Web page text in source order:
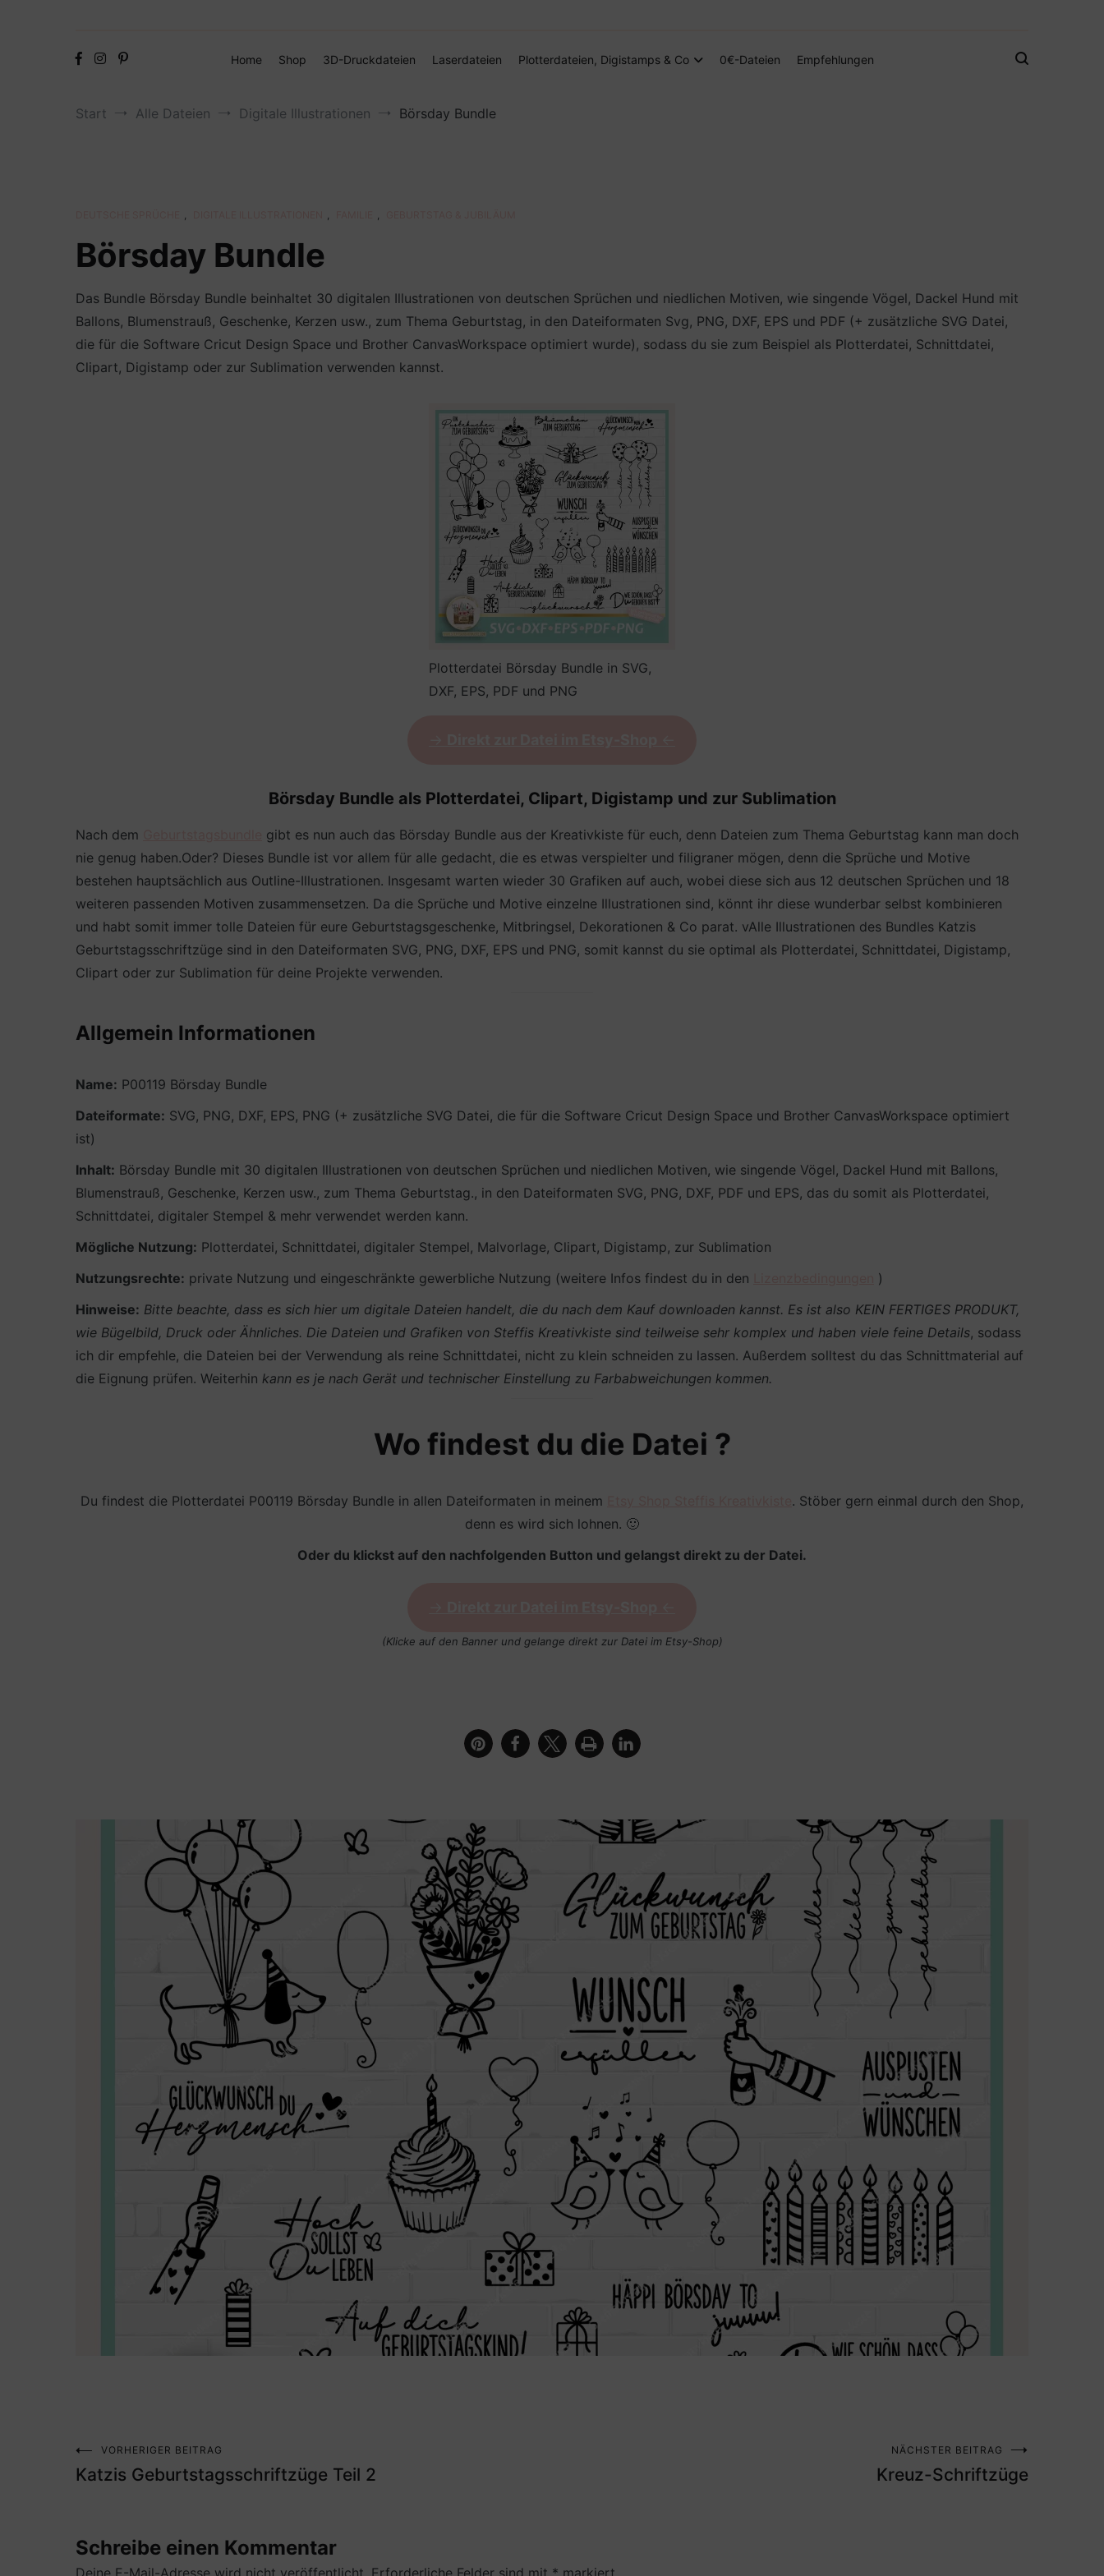
Home
Shop 3D-Druckdateien Laserdateien Plotterdateien, Digistamps & Co 0€-Dateien Empfehlungen
Start Alle Dateien Digitale Illustrationen Börsday Bundle
, , ,
Börsday Bundle
Das Bundle Börsday Bundle beinhaltet 30 digitalen Illustrationen von deutschen Sprüchen und niedlichen Motiven, wie singende Vögel, Dackel Hund mit
Ballons, Blumenstrauß, Geschenke, Kerzen usw., zum Thema Geburtstag, in den Dateiformaten Svg, PNG, DXF, EPS und PDF (+ zusätzliche SVG Datei,
die für die Software Cricut Design Space und Brother CanvasWorkspace optimiert wurde), sodass du sie zum Beispiel als Plotterdatei, Schnittdatei,
Clipart, Digistamp oder zur Sublimation verwenden kannst.
Plotterdatei Börsday Bundle in SVG,
DXF, EPS, PDF und PNG
Börsday Bundle als Plotterdatei, Clipart, Digistamp und zur Sublimation
Nach dem
gibt es nun auch das Börsday Bundle aus der Kreativkiste für euch, denn Dateien zum Thema Geburtstag kann man doch
nie genug haben.Oder? Dieses Bundle ist vor allem für alle gedacht, die es etwas verspielter und filigraner mögen, denn die Sprüche und Motive
bestehen hauptsächlich aus Outline-Illustrationen. Insgesamt warten wieder 30 Grafiken auf auch, wobei diese sich aus 12 deutschen Sprüchen und 18
weiteren passenden Motiven zusammensetzen. Da die Sprüche und Motive einzelne Illustrationen sind, könnt ihr diese wunderbar selbst kombinieren
und habt somit immer tolle Dateien für eure Geburtstagsgeschenke, Mitbringsel, Dekorationen & Co parat. vAlle Illustrationen des Bundles Katzis
Geburtstagsschriftzüge sind in den Dateiformaten SVG, PNG, DXF, EPS und PNG, somit kannst du sie optimal als Plotterdatei, Schnittdatei, Digistamp,
Clipart oder zur Sublimation für deine Projekte verwenden.
Allgemein Informationen
Name: P00119 Börsday Bundle
Dateiformate: SVG, PNG, DXF, EPS, PNG (+ zusätzliche SVG Datei, die für die Software Cricut Design Space und Brother CanvasWorkspace optimiert
ist)
Inhalt: Börsday Bundle mit 30 digitalen Illustrationen von deutschen Sprüchen und niedlichen Motiven, wie singende Vögel, Dackel Hund mit Ballons,
Blumenstrauß, Geschenke, Kerzen usw., zum Thema Geburtstag., in den Dateiformaten SVG, PNG, DXF, PDF und EPS, das du somit als Plotterdatei,
Schnittdatei, digitaler Stempel & mehr verwendet werden kann.
Mögliche Nutzung: Plotterdatei, Schnittdatei, digitaler Stempel, Malvorlage, Clipart, Digistamp, zur Sublimation
Nutzungsrechte: private Nutzung und eingeschränkte gewerbliche Nutzung (weitere Infos findest du in den
)
Hinweise: Bitte beachte, dass es sich hier um digitale Dateien handelt, die du nach dem Kauf downloaden kannst. Es ist also KEIN FERTIGES PRODUKT,
wie Bügelbild, Druck oder Ähnliches. Die Dateien und Grafiken von Steffis Kreativkiste sind teilweise sehr komplex und haben viele feine Details, sodass
ich dir empfehle, die Dateien bei der Verwendung als reine Schnittdatei, nicht zu klein schneiden zu lassen. Außerdem solltest du das Schnittmaterial auf
die Eignung prüfen. Weiterhin kann es je nach Gerät und technischer Einstellung zu Farbabweichungen kommen.
Wo findest du die Datei ?
Du findest die Plotterdatei P00119 Börsday Bundle in allen Dateiformaten in meinem
. Stöber gern einmal durch den Shop,
denn es wird sich lohnen. 🙂
Oder du klickst auf den nachfolgenden Button und gelangst direkt zu der Datei.
(Klicke auf den Banner und gelange direkt zur Datei im Etsy-Shop)
Beitragsnavigation
VORHERIGER BEITRAG
Katzis Geburtstagsschriftzüge Teil 2
NÄCHSTER BEITRAG
Kreuz-Schriftzüge
Schreibe einen Kommentar